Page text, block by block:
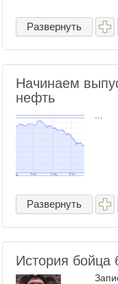
Развернуть
Начинаем
нефть
Развернуть
История бойца